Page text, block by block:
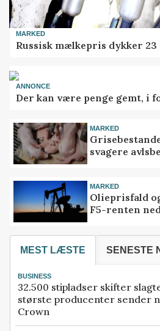
MARKED
Russisk mælkepris dykker
ANNONCE
Der kan være penge gemt, i
MARKED
svagere
MARKED
Olieprisfald
F5-renten
MEST LÆSTE SENESTE
BUSINESS
32.500 stipladser skifter
største producenter sender
Crown